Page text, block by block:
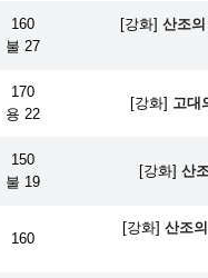
160
불 27
[강화] 산조
170
용 22
[강화] 고대
150
불 19
[강화] 산
160
[강화] 산조